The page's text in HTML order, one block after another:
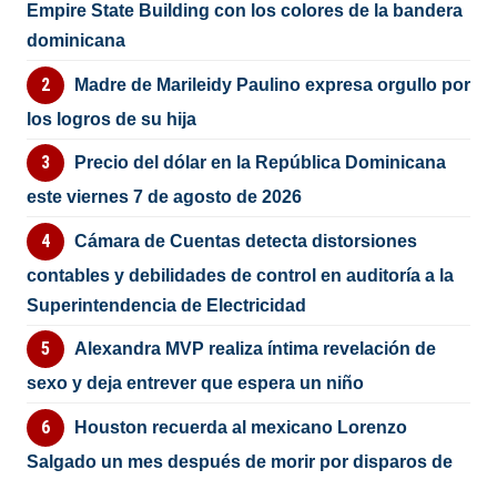
Empire State Building con los colores de la bandera
dominicana
Madre de Marileidy Paulino expresa orgullo por
los logros de su hija
Precio del dólar en la República Dominicana
este viernes 7 de agosto de 2026
Cámara de Cuentas detecta distorsiones
contables y debilidades de control en auditoría a la
Superintendencia de Electricidad
Alexandra MVP realiza íntima revelación de
sexo y deja entrever que espera un niño
Houston recuerda al mexicano Lorenzo
Salgado un mes después de morir por disparos de